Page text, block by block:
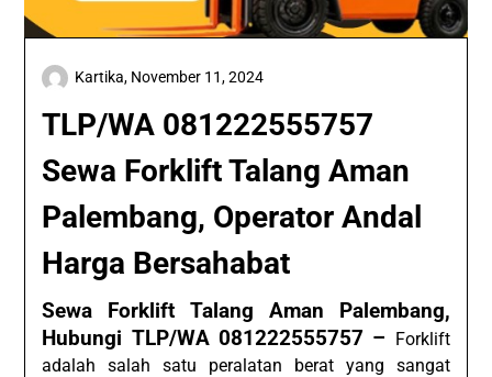
TLP/WA 081222555757
Sewa Forklift Talang Aman
Palembang, Operator Andal
Harga Bersahabat
Kartika, November 11, 2024
Sewa Forklift Talang Aman Palembang,
Hubungi TLP/WA 081222555757 – Forklift
adalah salah satu peralatan berat yang sangat